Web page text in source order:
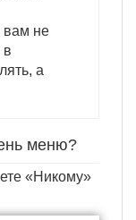
вам не
в
а
меню?
«Никому»